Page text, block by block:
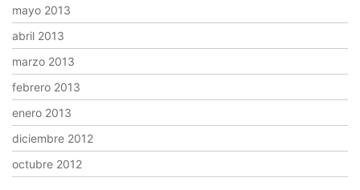
mayo 2013
abril 2013
marzo 2013
febrero 2013
enero 2013
diciembre 2012
octubre 2012